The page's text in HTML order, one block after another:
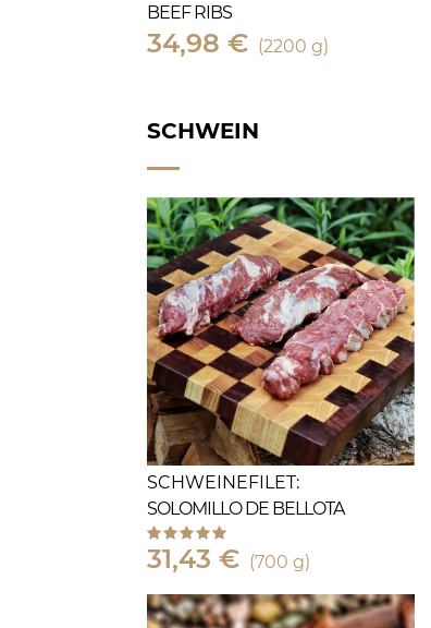
BEEF RIBS
34,98 € (2200 g)
SCHWEIN
SCHWEINEFILET:
SOLOMILLO DE BELLOTA
31,43 € (700 g)